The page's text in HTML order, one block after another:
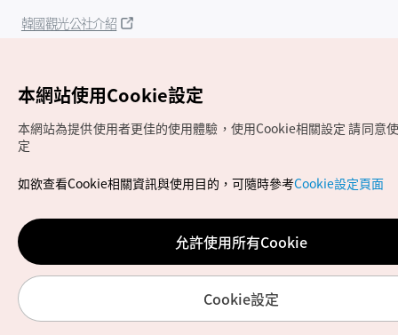
韓國觀光公社介紹
Copyrights (c) 韓國觀光公社版權所有
如有相關疑問或建議，歡迎來信至官方信箱
chinese_big5@knto.or.kr
本網站使用Cookie設定
本網站為提供使用者更佳的使用體驗，使用Cookie相關設定 請同意
定
如欲查看Cookie相關資訊與使用目的，可隨時參考Cookie設定頁面
允許使用所有Cookie
Cookie設定